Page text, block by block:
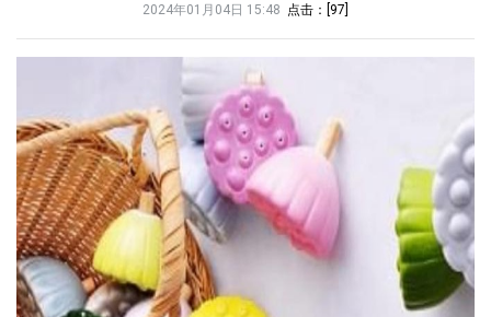
2024年01月04日 15:48 点击：[ 97